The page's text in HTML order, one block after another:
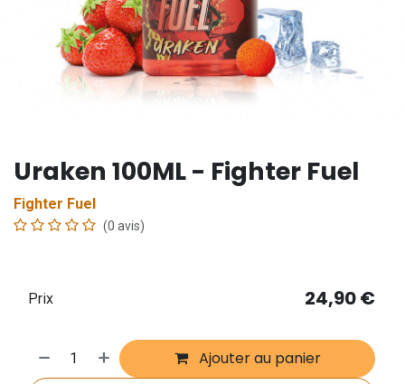
Uraken 100ML - Fighter Fuel
Fighter Fuel
(0 avis)
Ajouter au panier
Prix 24,90€